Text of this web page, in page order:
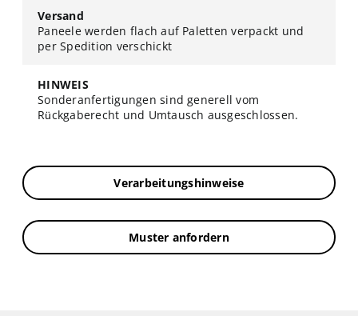
Versand
Paneele werden flach auf Paletten verpackt und
per Spedition verschickt
HINWEIS
Sonderanfertigungen sind generell vom
Rückgaberecht und Umtausch ausgeschlossen.
Verarbeitungshinweise
Muster anfordern